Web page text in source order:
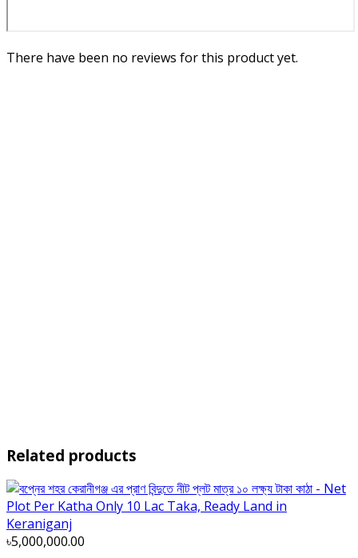
There have been no reviews for this product yet.
Related products
৳5,000,000.00